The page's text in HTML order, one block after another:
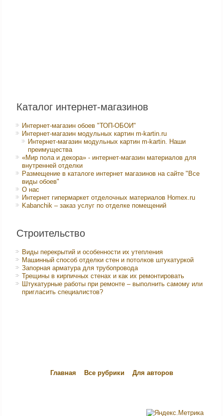
Каталог интернет-магазинов
Интернет-магазин обоев "ТОП-ОБОИ"
Интернет-магазин модульных картин m-kartin.ru
Интернет-магазин модульных картин m-kartin. Наши
преимущества
«Мир пола и декора» - интернет-магазин материалов для
внутренней отделки
Размещение в каталоге интернет магазинов на сайте "Все
виды обоев"
О нас
Интернет гипермаркет отделочных материалов Homex.ru
Kabanchik – заказ услуг по отделке помещений
Строительство
Виды перекрытий и особенности их утепления
Машинный способ отделки стен и потолков штукатуркой
Запорная арматура для трубопровода
Трещины в кирпичных стенах и как их ремонтировать
Штукатурные работы при ремонте – выполнить самому или
пригласить специалистов?
Главная Все рубрики Для авторов